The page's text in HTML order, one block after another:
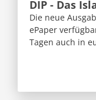
DIP - Das
Die neue
ePaper
Tagen auch in